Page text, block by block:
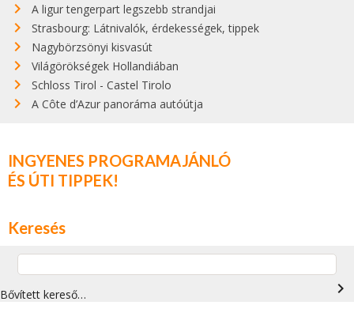
A ligur tengerpart legszebb strandjai
Strasbourg: Látnivalók, érdekességek, tippek
Nagybörzsönyi kisvasút
Világörökségek Hollandiában
Schloss Tirol - Castel Tirolo
A Côte d’Azur panoráma autóútja
INGYENES PROGRAMAJÁNLÓ
ÉS ÚTI TIPPEK!
Keresés
Bővített kereső… navigate_next